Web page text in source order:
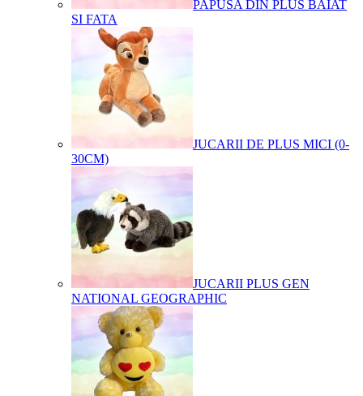
PAPUSA DIN PLUS BAIAT
SI FATA
JUCARII DE PLUS MICI (0-
30CM)
JUCARII PLUS GEN
NATIONAL GEOGRAPHIC